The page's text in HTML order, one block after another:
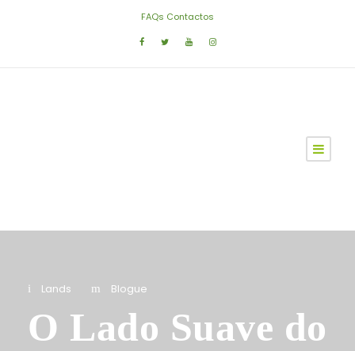
FAQs Contactos
Lands Blogue
O Lado Suave do